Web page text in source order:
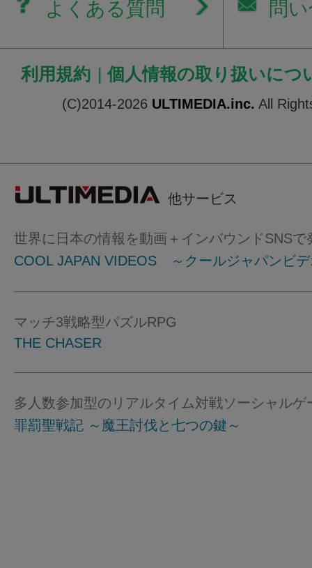
よくある質問 問
利用規約 | 個人情報の取り扱いにつ
(C)2014-2026 ULTIMEDIA.inc. All
他サービス
世界に日本の情報を動画＋インバウンドSNSで
COOL JAPAN VIDEOS ～クールジャパンビ
マッチ3戦略型パズルRPG
THE CHASER
多人数参加型のリアルタイム対戦ソーシャルゲ
罪罰聖戦記 ～魔王討伐と七つの鍵～